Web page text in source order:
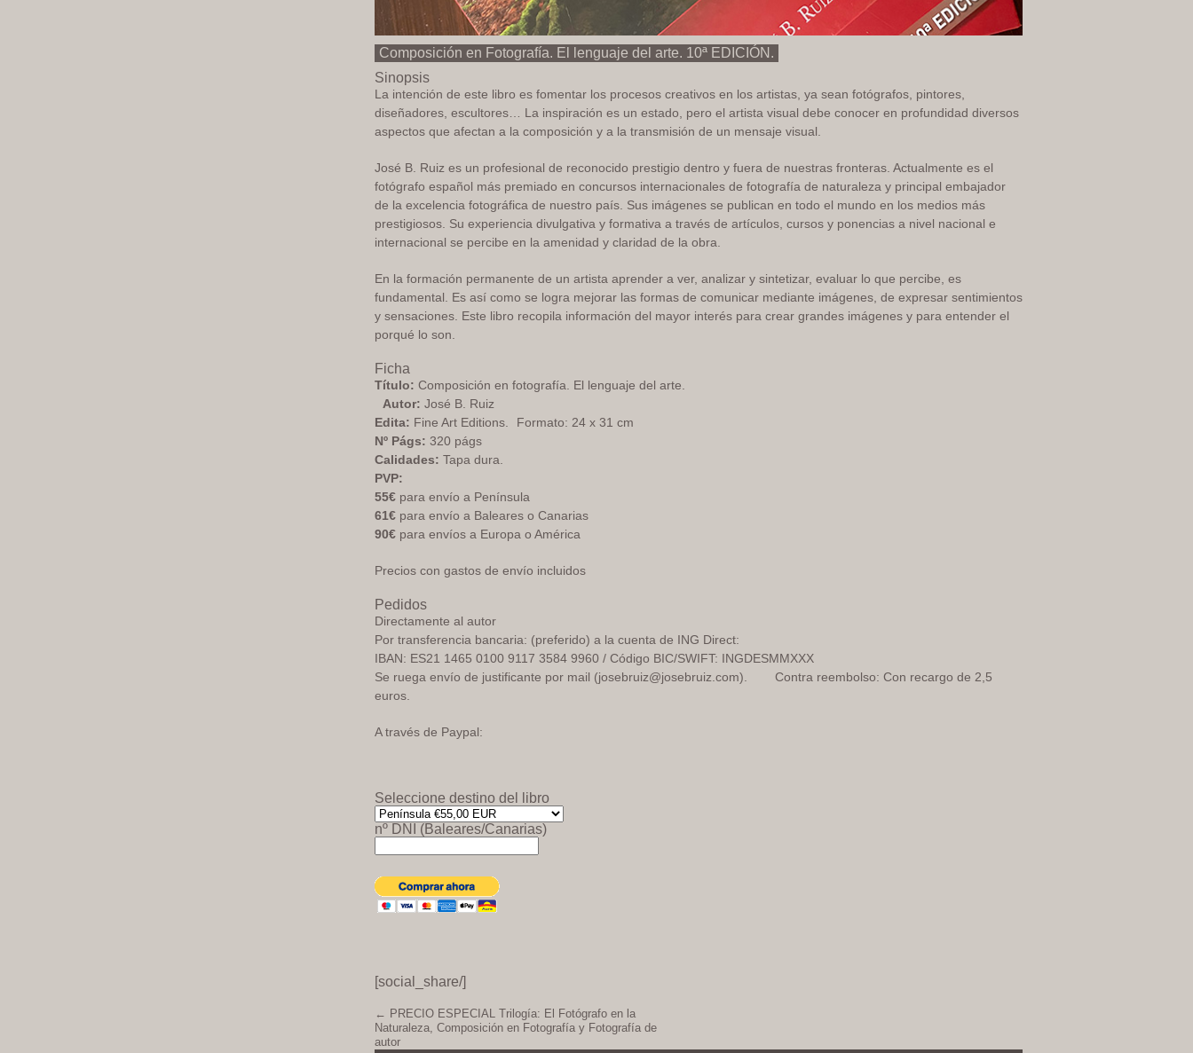
Composición en Fotografía. El lenguaje del arte. 10ª EDICIÓN.
Sinopsis
La intención de este libro es fomentar los procesos creativos en los artistas, ya sean fotógrafos, pintores,
diseñadores, escultores… La inspiración es un estado, pero el artista visual debe conocer en profundidad diversos
aspectos que afectan a la composición y a la transmisión de un mensaje visual.
José B. Ruiz es un profesional de reconocido prestigio dentro y fuera de nuestras fronteras. Actualmente es el
fotógrafo español más premiado en concursos internacionales de fotografía de naturaleza y principal embajador
de la excelencia fotográfica de nuestro país. Sus imágenes se publican en todo el mundo en los medios más
prestigiosos. Su experiencia divulgativa y formativa a través de artículos, cursos y ponencias a nivel nacional e
internacional se percibe en la amenidad y claridad de la obra.
En la formación permanente de un artista aprender a ver, analizar y sintetizar, evaluar lo que percibe, es
fundamental. Es así como se logra mejorar las formas de comunicar mediante imágenes, de expresar sentimientos
y sensaciones. Este libro recopila información del mayor interés para crear grandes imágenes y para entender el
porqué lo son.
Ficha
Título: Composición en fotografía. El lenguaje del arte.
Autor: José B. Ruiz
Edita: Fine Art Editions. Formato: 24 x 31 cm
Nº Págs: 320 págs
Calidades: Tapa dura.
PVP:
55€ para envío a Península
61€ para envío a Baleares o Canarias
90€ para envíos a Europa o América
Precios con gastos de envío incluidos
Pedidos
Directamente al autor
Por transferencia bancaria: (preferido) a la cuenta de ING Direct:
IBAN: ES21 1465 0100 9117 3584 9960 / Código BIC/SWIFT: INGDESMMXXX
Se ruega envío de justificante por mail (josebruiz@josebruiz.com). Contra reembolso: Con recargo de 2,5
euros.
A través de Paypal:
Seleccione destino del libro
nº DNI (Baleares/Canarias)
[social_share/]
← PRECIO ESPECIAL Trilogía: El Fotógrafo en la
Naturaleza, Composición en Fotografía y Fotografía de
autor